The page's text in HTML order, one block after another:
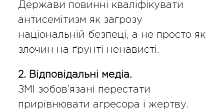
Держави повинні кваліфікувати
антисемітизм як загрозу
національній безпеці, а не просто як
злочин на ґрунті ненависті.
2. Відповідальні медіа.
ЗМІ зобов’язані перестати
прирівнювати агресора і жертву.